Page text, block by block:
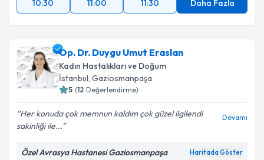
10:30
11:00 11:30 Daha Fazla
Op. Dr. Duygu Umut Eraslan
Kadın Hastalıkları ve Doğum
İstanbul, Gaziosmanpaşa
5 (12 Değerlendirme)
Her konuda çok memnun kaldım çok güzel ilgilendi
sakinliği ile...
Devamı
Özel Avrasya Hastanesi Gaziosmanpaşa Haritada Göster